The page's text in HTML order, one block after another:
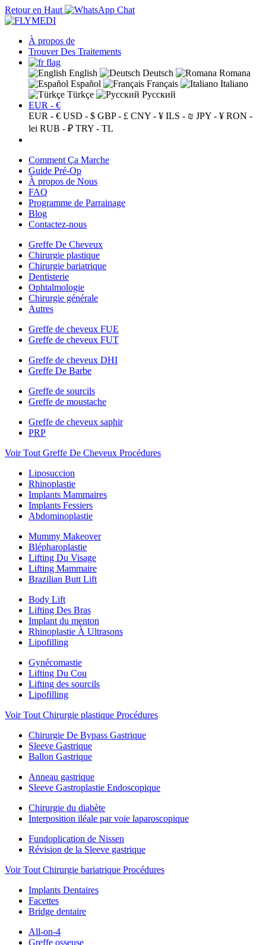
Retour en Haut
À propos de
Trouver Des Traitements
English Deutsch
Romana
Español
Français
Italiano
Türkçe
Русский
EUR - €
EUR - € USD - $ GBP - £ CNY - ¥ ILS - ₪ JPY - ¥ RON -
lei RUB - ₽ TRY - TL
Comment Ça Marche
Guide Pré-Op
À propos de Nous
FAQ
Programme de Parrainage
Blog
Contactez-nous
Greffe De Cheveux
Chirurgie plastique
Chirurgie bariatrique
Dentisterie
Ophtalmologie
Chirurgie générale
Autres
Greffe de cheveux FUE
Greffe de cheveux FUT
Greffe de cheveux DHI
Greffe De Barbe
Greffe de sourcils
Greffe de moustache
Greffe de cheveux saphir
PRP
Voir Tout Greffe De Cheveux Procédures
Liposuccion
Rhinoplastie
Implants Mammaires
Implants Fessiers
Abdominoplastie
Mummy Makeover
Blépharoplastie
Lifting Du Visage
Lifting Mammaire
Brazilian Butt Lift
Body Lift
Lifting Des Bras
Implant du menton
Rhinoplastie À Ultrasons
Lipofilling
Gynécomastie
Lifting Du Cou
Lifting des sourcils
Lipofilling
Voir Tout Chirurgie plastique Procédures
Chirurgie De Bypass Gastrique
Sleeve Gastrique
Ballon Gastrique
Anneau gastrique
Sleeve Gastroplastie Endoscopique
Chirurgie du diabète
Interposition iléale par voie laparoscopique
Fundoplication de Nissen
Révision de la Sleeve gastrique
Voir Tout Chirurgie bariatrique Procédures
Implants Dentaires
Facettes
Bridge dentaire
All-on-4
Greffe osseuse